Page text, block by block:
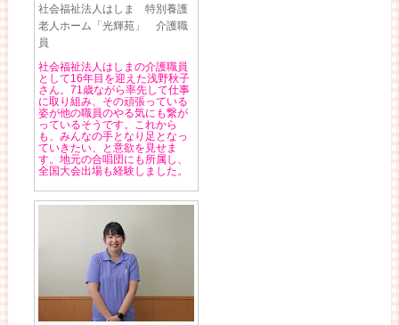
社会福祉法人はしま 特別養護
老人ホーム「光輝苑」 介護職
員
社会福祉法人はしまの介護職員
として16年目を迎えた浅野秋子
さん。71歳ながら率先して仕事
に取り組み、その頑張っている
姿が他の職員のやる気にも繋が
っているそうです。これから
も、みんなの手となり足となっ
ていきたい、と意欲を見せま
す。地元の合唱団にも所属し、
全国大会出場も経験しました。